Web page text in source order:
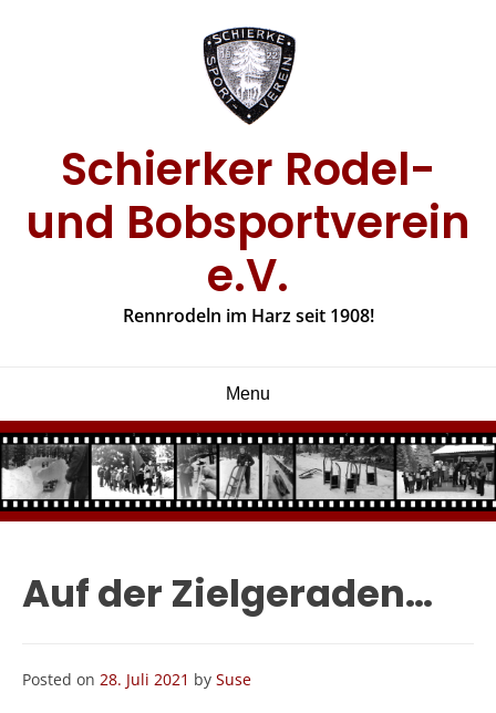
Schierker Rodel-
und Bobsportverein
e.V.
Rennrodeln im Harz seit 1908!
Menu
Auf der Zielgeraden…
Posted on 28. Juli 2021 by Suse